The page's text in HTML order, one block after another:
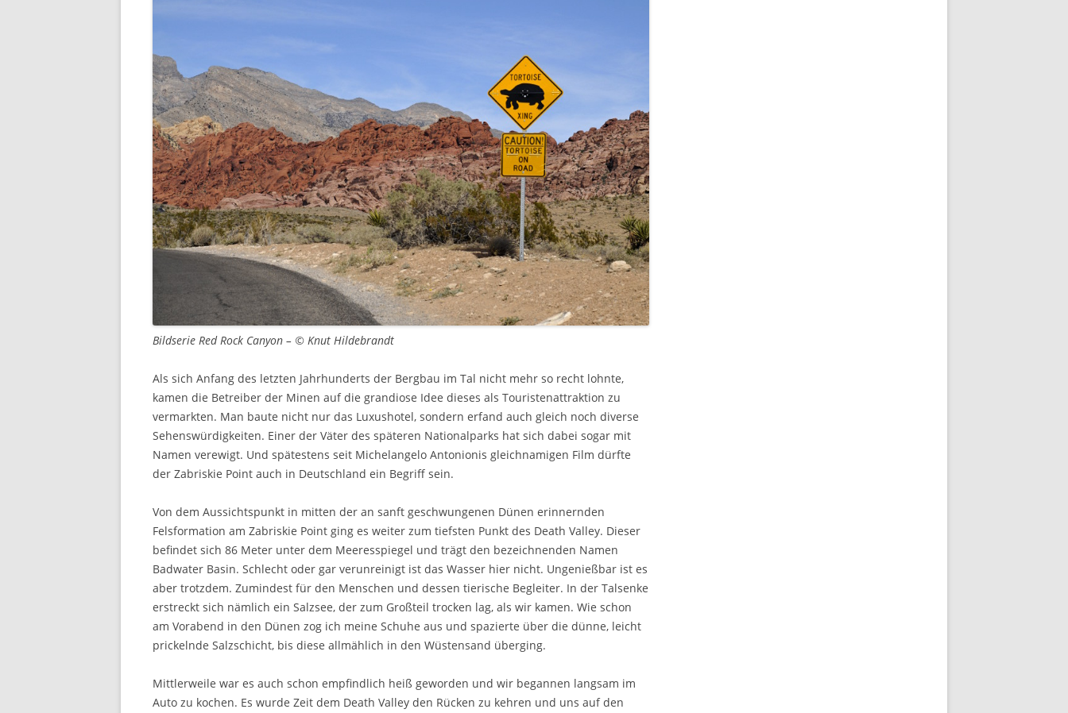
Bildserie Red Rock Canyon – © Knut Hildebrandt
Als sich Anfang des letzten Jahrhunderts der Bergbau im Tal nicht mehr so recht lohnte,
kamen die Betreiber der Minen auf die grandiose Idee dieses als Touristenattraktion zu
vermarkten. Man baute nicht nur das Luxushotel, sondern erfand auch gleich noch diverse
Sehenswürdigkeiten. Einer der Väter des späteren Nationalparks hat sich dabei sogar mit
Namen verewigt. Und spätestens seit Michelangelo Antonionis gleichnamigen Film dürfte
der Zabriskie Point auch in Deutschland ein Begriff sein.
Von dem Aussichtspunkt in mitten der an sanft geschwungenen Dünen erinnernden
Felsformation am Zabriskie Point ging es weiter zum tiefsten Punkt des Death Valley. Dieser
befindet sich 86 Meter unter dem Meeresspiegel und trägt den bezeichnenden Namen
Badwater Basin. Schlecht oder gar verunreinigt ist das Wasser hier nicht. Ungenießbar ist es
aber trotzdem. Zumindest für den Menschen und dessen tierische Begleiter. In der Talsenke
erstreckt sich nämlich ein Salzsee, der zum Großteil trocken lag, als wir kamen. Wie schon
am Vorabend in den Dünen zog ich meine Schuhe aus und spazierte über die dünne, leicht
prickelnde Salzschicht, bis diese allmählich in den Wüstensand überging.
Mittlerweile war es auch schon empfindlich heiß geworden und wir begannen langsam im
Auto zu kochen. Es wurde Zeit dem Death Valley den Rücken zu kehren und uns auf den